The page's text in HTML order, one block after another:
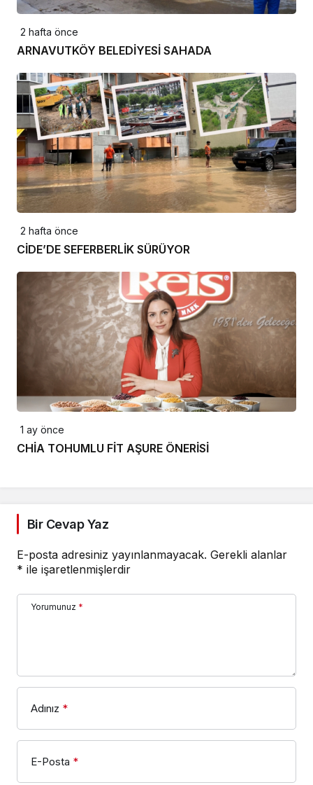
2 hafta önce
ARNAVUTKÖY BELEDİYESİ SAHADA
2 hafta önce
CİDE’DE SEFERBERLİK SÜRÜYOR
1 ay önce
CHİA TOHUMLU FİT AŞURE ÖNERİSİ
Bir Cevap Yaz
E-posta adresiniz yayınlanmayacak. Gerekli alanlar
* ile işaretlenmişlerdir
Yorumunuz *
Adınız *
E-Posta *